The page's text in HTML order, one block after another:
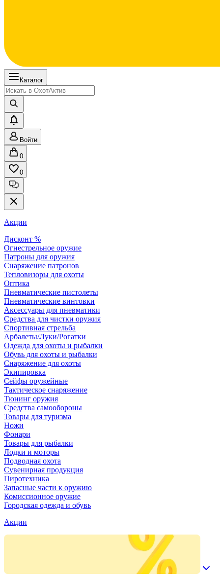
Каталог
Войти
0
0
Акции
Дисконт %
Огнестрельное оружие
Патроны для оружия
Снаряжение патронов
Тепловизоры для охоты
Оптика
Пневматические пистолеты
Пневматические винтовки
Аксессуары для пневматики
Средства для чистки оружия
Спортивная стрельба
Арбалеты/Луки/Рогатки
Одежда для охоты и рыбалки
Обувь для охоты и рыбалки
Снаряжение для охоты
Экипировка
Сейфы оружейные
Тактическое снаряжение
Тюнинг оружия
Средства самообороны
Товары для туризма
Ножи
Фонари
Товары для рыбалки
Лодки и моторы
Подводная охота
Сувенирная продукция
Пиротехника
Запасные части к оружию
Комиссионное оружие
Городская одежда и обувь
Акции